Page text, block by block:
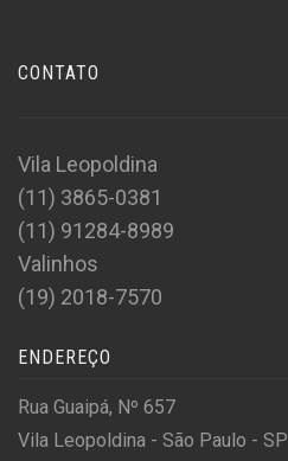
CONTATO
Vila Leopoldina
(11) 3865-0381
(11) 91284-8989
Valinhos
(19) 2018-7570
ENDEREÇO
Rua Guaipá, Nº 657
Vila Leopoldina - São Paulo - SP